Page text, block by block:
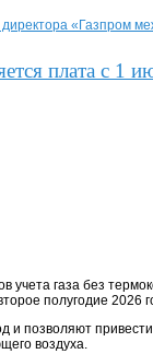
«Газпром
плата с 1
газа без
полугодие 2026
позволяют
воздуха.